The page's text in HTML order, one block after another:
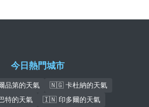
今日熱門城市
第的天氣
🇳🇬 卡杜納的天氣
的天氣
🇮🇳 印多爾的天氣